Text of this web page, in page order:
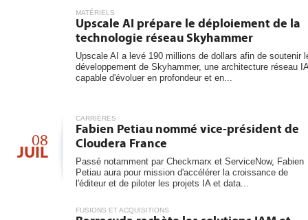
MATÉRIELS
Upscale AI prépare le déploiement de la
technologie réseau Skyhammer
Upscale AI a levé 190 millions de dollars afin de soutenir
développement de Skyhammer, une architecture réseau IA
capable d'évoluer en profondeur et en...
08
JUIL
CARRIÈRES
Fabien Petiau nommé vice-président de
Cloudera France
Passé notamment par Checkmarx et ServiceNow, Fabien
Petiau aura pour mission d'accélérer la croissance de
l'éditeur et de piloter les projets IA et data...
FUSIONS ET ACQUISITIONS